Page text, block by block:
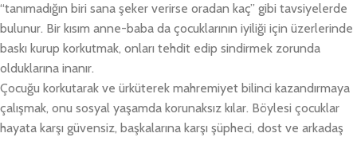
“tanımadığın biri sana şeker verirse oradan kaç” gibi tavsiyelerde
bulunur. Bir kısım anne-baba da çocuklarının iyiliği için üzerlerinde
baskı kurup korkutmak, onları tehdit edip sindirmek zorunda
olduklarına inanır.
Çocuğu korkutarak ve ürküterek mahremiyet bilinci kazandırmaya
çalışmak, onu sosyal yaşamda korunaksız kılar. Böylesi çocuklar
hayata karşı güvensiz, başkalarına karşı şüpheci, dost ve arkadaş